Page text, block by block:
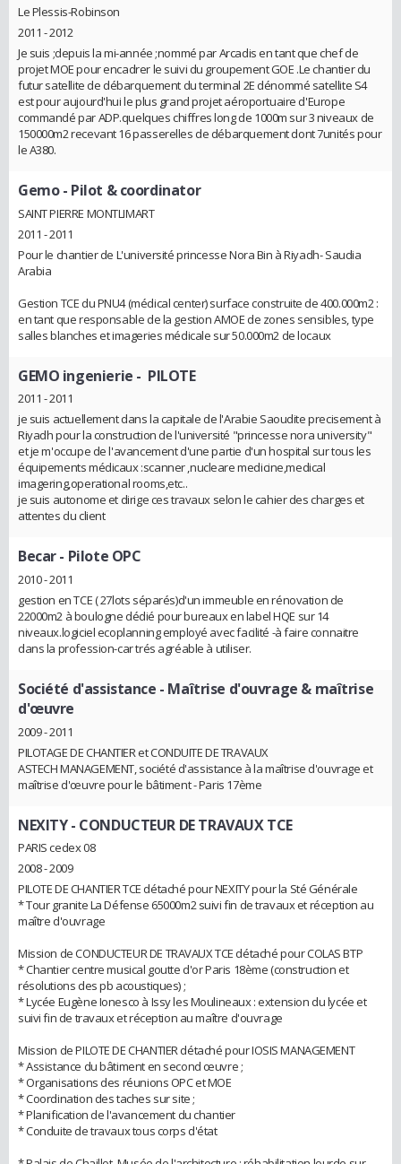
Le Plessis-Robinson
2011 - 2012
Je suis ;depuis la mi-année ;nommé par Arcadis en tant que chef de
projet MOE pour encadrer le suivi du groupement GOE .Le chantier du
futur satellite de débarquement du terminal 2E dénommé satellite S4
est pour aujourd'hui le plus grand projet aéroportuaire d'Europe
commandé par ADP.quelques chiffres long de 1000m sur 3 niveaux de
150000m2 recevant 16 passerelles de débarquement dont 7unités pour
le A380.
Gemo- Pilot & coordinator
SAINT PIERRE MONTLIMART
2011 - 2011
Pour le chantier de L'université princesse Nora Bin à Riyadh- Saudia
Arabia
Gestion TCE du PNU4 (médical center) surface construite de 400.000m2 :
en tant que responsable de la gestion AMOE de zones sensibles, type
salles blanches et imageries médicale sur 50.000m2 de locaux
GEMO ingenierie - PILOTE
2011 - 2011
je suis actuellement dans la capitale de l'Arabie Saoudite precisement à
Riyadh pour la construction de l'université "princesse nora university"
et je m'occupe de l'avancement d'une partie d'un hospital sur tous les
équipements médicaux :scanner ,nucleare medicine,medical
imagering,operational rooms,etc..
je suis autonome et dirige ces travaux selon le cahier des charges et
attentes du client
Becar- Pilote OPC
2010 - 2011
gestion en TCE ( 27lots séparés)d'un immeuble en rénovation de
22000m2 à boulogne dédié pour bureaux en label HQE sur 14
niveaux.logiciel ecoplanning employé avec facilité -à faire connaitre
dans la profession-car trés agréable à utiliser.
Société d'assistance - Maîtrise d'ouvrage & maîtrise
d'œuvre
2009 - 2011
PILOTAGE DE CHANTIER et CONDUITE DE TRAVAUX
ASTECH MANAGEMENT, société d'assistance à la maîtrise d'ouvrage et
maîtrise d'œuvre pour le bâtiment - Paris 17ème
NEXITY- CONDUCTEUR DE TRAVAUX TCE
PARIS cedex 08
2008 - 2009
PILOTE DE CHANTIER TCE détaché pour NEXITY pour la Sté Générale
* Tour granite La Défense 65000m2 suivi fin de travaux et réception au
maître d'ouvrage
Mission de CONDUCTEUR DE TRAVAUX TCE détaché pour COLAS BTP
* Chantier centre musical goutte d'or Paris 18ème (construction et
résolutions des pb acoustiques) ;
* Lycée Eugène Ionesco à Issy les Moulineaux : extension du lycée et
suivi fin de travaux et réception au maître d'ouvrage
Mission de PILOTE DE CHANTIER détaché pour IOSIS MANAGEMENT
* Assistance du bâtiment en second œuvre ;
* Organisations des réunions OPC et MOE
* Coordination des taches sur site ;
* Planification de l'avancement du chantier
* Conduite de travaux tous corps d'état